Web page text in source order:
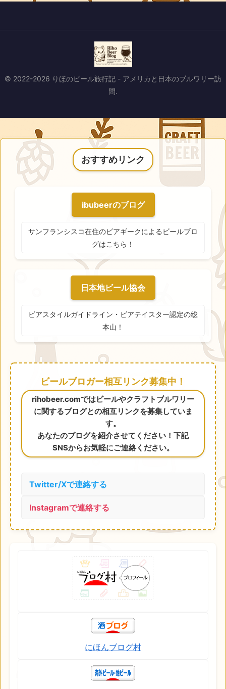
© 2022-2026 りほのビール旅行記 - アメリカと日本のブルワリー訪
問.
おすすめリンク
ibubeerのブログ
サンフランシスコ在住のビアギークによるビールブロ
グはこちら！
日本地ビール協会
ビアスタイルガイドライン・ビアテイスター認定の総
本山！
ビールブロガー相互リンク募集中！
rihobeer.comではビールやクラフトブルワリー
に関するブログとの相互リンクを募集していま
す。
あなたのブログを紹介させてください！下記
SNSからお気軽にご連絡ください。
Twitter/Xで連絡する
Instagramで連絡する
にほんブログ村